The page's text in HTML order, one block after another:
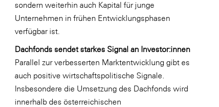
sondern weiterhin auch Kapital für junge
Unternehmen in frühen Entwicklungsphasen
verfügbar ist.
Dachfonds sendet starkes Signal an Investor:innen
Parallel zur verbesserten Marktentwicklung gibt es
auch positive wirtschaftspolitische Signale.
Insbesondere die Umsetzung des Dachfonds wird
innerhalb des österreichischen